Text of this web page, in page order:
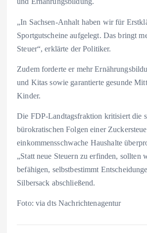
„In Sachsen-Anhalt haben wir für
Sportgutscheine aufgelegt. Das bringt
Steuer“, erklärte der Politiker.
Zudem forderte er mehr
und Kitas sowie garantierte gesunde
Kinder.
Die FDP-Landtagsfraktion kritisiert die
bürokratischen Folgen einer
einkommensschwache Haushalte
„Statt neue Steuern zu erfinden, sollten
befähigen, selbstbestimmt
Silbersack abschließend.
Foto: via dts Nachrichtenagentur